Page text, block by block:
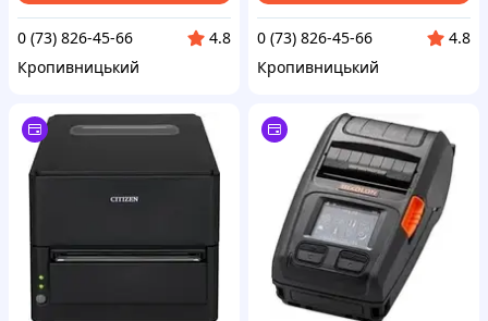
0 (73) 826-45-66
4.8
Кропивницький
0 (73) 826-45-66
4.8
Кропивницький